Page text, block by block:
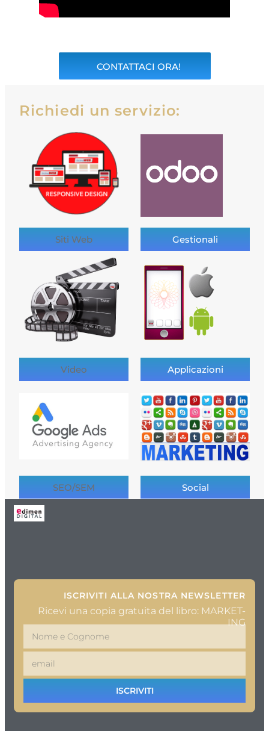
CONTATTACI ORA!
Richiedi un servizio:
Siti Web Gestionali
Video Applicazioni
SEO/SEM Social
ISCRIVITI ALLA NOSTRA NEWSLETTER
Ricevi una copia gratuita del libro: MARKET-
ING
ISCRIVITI